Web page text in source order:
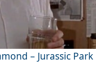
– Jurassic Park